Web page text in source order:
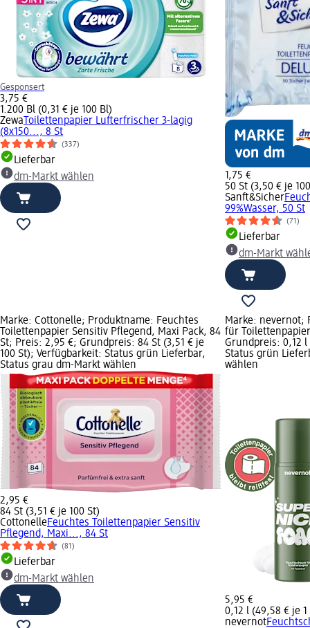
Gesponsert
3,75 €
1.200 Bl (0,31 € je 100 Bl)
Zewa Toilettenpapier Lufterfrischer 3-lagig
(8x150..., 8 St
(337)
Lieferbar
dm-Markt wählen
1,75 €
50 St (3,50 € je
Sanft&Sicher
99%Wasser, 50 St
(71)
Lieferbar
dm-Markt
Marke: Cottonelle; Produktname: Feuchtes
Toilettenpapier Sensitiv Pflegend, Maxi Pack, 84
St; Preis: 2,95 €; Grundpreis: 84 St (3,51 € je
100 St); Verfügbarkeit: Status grün Lieferbar,
Status grau dm-Markt wählen
2,95 €
84 St (3,51 € je 100 St)
CottonelleFeuchtes Toilettenpapier Sensitiv
Pflegend, Maxi..., 84 St
(81)
Lieferbar
dm-Markt wählen
Marke: nevernot;
für
Grundpreis: 0,12
Status grün
wählen
5,95 €
0,12 l (49,58 € je 1
nevernot